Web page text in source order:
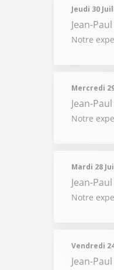
Jeudi 30
Jean-
Notre
Mercredi
Jean-
Notre
Mardi 28
Jean-
Notre
Vendredi
Jean-